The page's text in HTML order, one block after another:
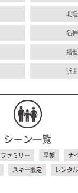
北
名
播
浜
シーン一覧
ファミリー 早朝
ナ
スキー限定 レンタル